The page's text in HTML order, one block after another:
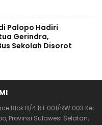
Palopo Hadiri
Gerindra,
Sekolah Disorot
Blok B/4 RT 001/RW 003 Kel
Provinsi Sulawesi Selatan,